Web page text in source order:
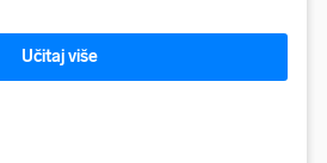
Učitaj više